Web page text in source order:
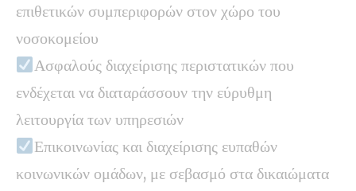
επιθετικών συμπεριφορών στον χώρο του
νοσοκομείου
Ασφαλούς διαχείρισης περιστατικών που
ενδέχεται να διαταράσσουν την εύρυθμη
λειτουργία των υπηρεσιών
Επικοινωνίας και διαχείρισης ευπαθών
κοινωνικών ομάδων, με σεβασμό στα δικαιώματα